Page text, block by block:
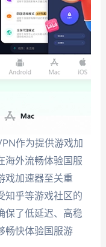
作为提供游戏加
海外流畅体验国服
戏加速器至关重
知乎等游戏社区的
保了低延迟、高稳
畅快体验国服游